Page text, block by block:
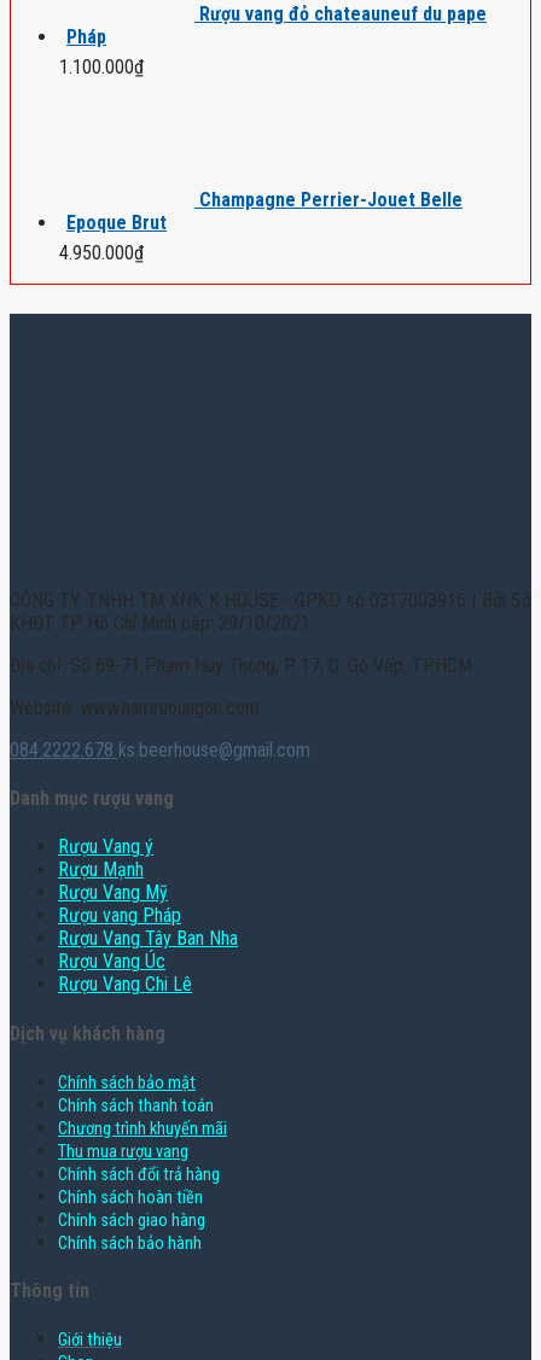
Rượu vang đỏ chateauneuf du pape
Pháp
1.100.000₫
Champagne Perrier-Jouet Belle
Epoque Brut
4.950.000₫
CÔNG TY TNHH TM XNK K HOUSE - GPKD số 0317003916 | Bởi Sở
KHĐT TP. Hồ Chí Minh cấp: 29/10/2021
Địa chỉ: Số 69-71 Phạm Huy Thông, P. 17, Q. Gò Vấp, TPHCM
Website: www.hamruoungon.com
084.2222.678 ks.beerhouse@gmail.com
Danh mục rượu vang
Rượu Vang ý
Rượu Mạnh
Rượu Vang Mỹ
Rượu vang Pháp
Rượu Vang Tây Ban Nha
Rượu Vang Úc
Rượu Vang Chi Lê
Dịch vụ khách hàng
Chính sách bảo mật
Chính sách thanh toán
Chương trình khuyến mãi
Thu mua rượu vang
Chính sách đổi trả hàng
Chính sách hoàn tiền
Chính sách giao hàng
Chính sách bảo hành
Thông tin
Giới thiệu